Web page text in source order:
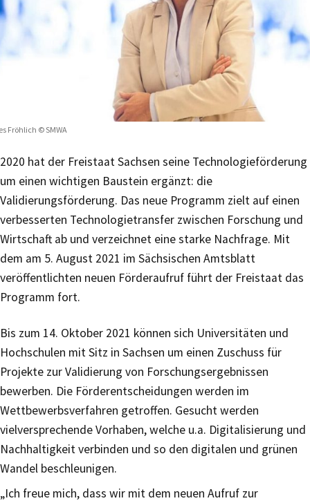
Fröhlich © SMWA
2020 hat der Freistaat Sachsen seine Technologieförderung
um einen wichtigen Baustein ergänzt: die
Validierungsförderung. Das neue Programm zielt auf einen
verbesserten Technologietransfer zwischen Forschung und
Wirtschaft ab und verzeichnet eine starke Nachfrage. Mit
dem am 5. August 2021 im Sächsischen Amtsblatt
veröffentlichten neuen Förderaufruf führt der Freistaat das
Programm fort.
Bis zum 14. Oktober 2021 können sich Universitäten und
Hochschulen mit Sitz in Sachsen um einen Zuschuss für
Projekte zur Validierung von Forschungsergebnissen
bewerben. Die Förderentscheidungen werden im
Wettbewerbsverfahren getroffen. Gesucht werden
vielversprechende Vorhaben, welche u.a. Digitalisierung und
Nachhaltigkeit verbinden und so den digitalen und grünen
Wandel beschleunigen.
„Ich freue mich, dass wir mit dem neuen Aufruf zur